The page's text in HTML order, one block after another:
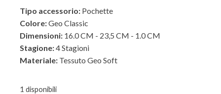
Tipo accessorio: Pochette
Colore:Geo Classic
Dimensioni: 16.0 CM - 23,5 CM - 1.0 CM
Stagione:4 Stagioni
Materiale: Tessuto Geo Soft
ESTERNO
1 disponibili